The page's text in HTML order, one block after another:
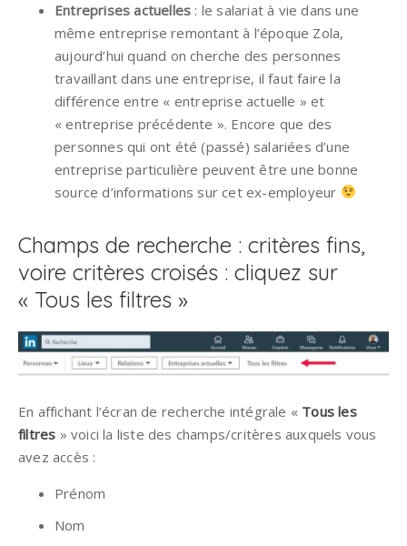
Entreprises actuelles : le salariat à vie dans une
même entreprise remontant à l’époque Zola,
aujourd’hui quand on cherche des personnes
travaillant dans une entreprise, il faut faire la
différence entre « entreprise actuelle » et
« entreprise précédente ». Encore que des
personnes qui ont été (passé) salariées d’une
entreprise particulière peuvent être une bonne
source d’informations sur cet ex-employeur
Champs de recherche : critères fins,
voire critères croisés : cliquez sur
« Tous les filtres »
En affichant l’écran de recherche intégrale « Tous les
filtres » voici la liste des champs/critères auxquels vous
avez accès :
Prénom
Nom